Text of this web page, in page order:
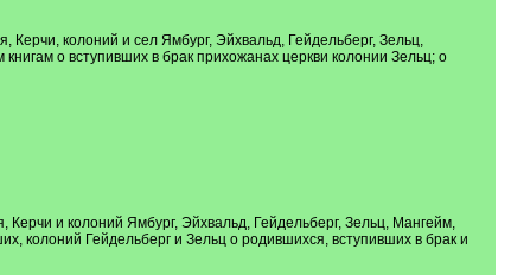
колоний и сел Ямбург, Эйхвальд, Гейдельберг, Зельц,
о вступивших в брак прихожанах церкви колонии Зельц; о
и колоний Ямбург, Эйхвальд, Гейдельберг, Зельц, Мангейм,
колоний Гейдельберг и Зельц о родившихся, вступивших в брак и